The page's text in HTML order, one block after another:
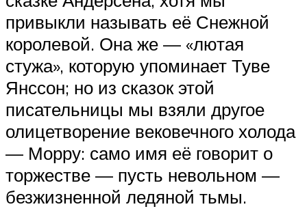
привыкли называть её Снежной
королевой. Она же — «лютая
стужа», которую упоминает Туве
Янссон; но из сказок этой
писательницы мы взяли другое
олицетворение вековечного холода
— Морру: само имя её говорит о
торжестве — пусть невольном —
безжизненной ледяной тьмы.